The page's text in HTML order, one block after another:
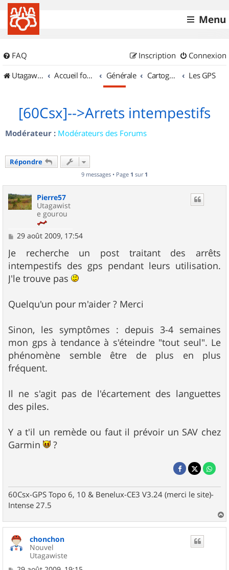
Menu
FAQ Connexion
Inscription
UtagawaVTT (Randos VTT et VTTAE avec traces GPS)
Accueil forum Générale Cartographie et GPS Les GPS
[60Csx]-->Arrets intempestifs
Modérateur : Modérateurs des Forums
Répondre
9 messages • Page 1 sur 1
Pierre57
Utagawist
e gourou
M
s
s
a
g
e
29 août 2009, 17:54
Je recherche un post traitant des arrêts
intempestifs des gps pendant leurs utilisation.
J'le trouve pas
Quelqu'un pour m'aider ? Merci
Sinon, les symptômes : depuis 3-4 semaines
mon gps à tendance à s'éteindre "tout seul". Le
phénomène semble être de plus en plus
fréquent.
Il ne s'agit pas de l'écartement des languettes
des piles.
Y a t'il un remède ou faut il prévoir un SAV chez
Garmin
?
60Csx-GPS Topo 6, 10 & Benelux-CE3 V3.24 (merci le site)-
Intense 27.5
a
u
chonchon
Nouvel
Utagawiste